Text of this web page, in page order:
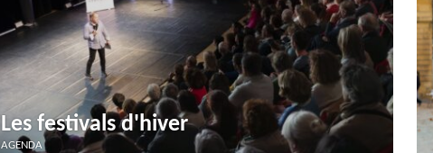
Les festivals d'hiver
AGENDA